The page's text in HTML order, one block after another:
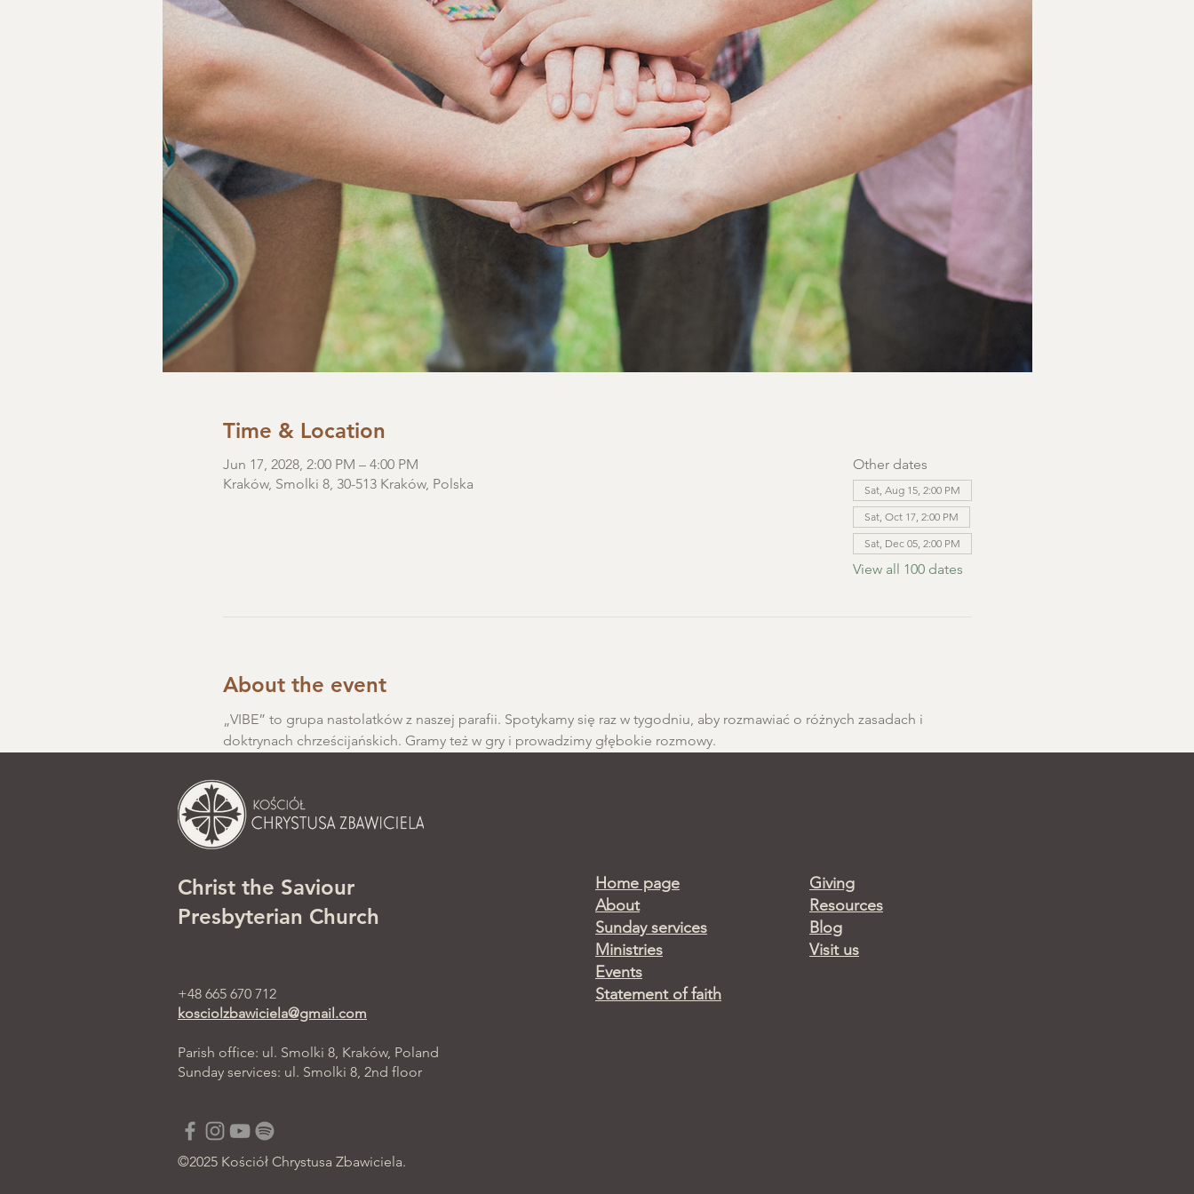
Time & Location
Jun 17, 2028, 2:00 PM – 4:00 PM
Kraków, Smolki 8, 30-513 Kraków, Polska
Other dates
Sat, Aug 15, 2:00 PM
Sat, Oct 17, 2:00 PM
Sat, Dec 05, 2:00 PM
View all 100 dates
About the event
„VIBE” to grupa nastolatków z naszej parafii. Spotykamy się raz w tygodniu, aby rozmawiać o różnych zasadach i
doktrynach chrześcijańskich. Gramy też w gry i prowadzimy głębokie rozmowy.
Christ the Saviour
Presbyterian Church
+48 665 670 712
kosciolzbawiciela@gmail.com
Parish office: ul. Smolki 8, Kraków, Poland
Sunday services: ul. Smolki 8, 2nd floor
Home page
About
Sunday services
Ministries
Events
Statement of faith
Giving
Resources
Blog
Visit us
©2025 Kościół Chrystusa Zbawiciela.